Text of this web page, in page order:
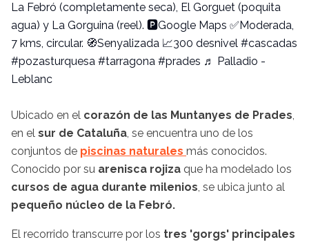
La Febró (completamente seca), El Gorguet (poquita
agua) y La Gorguina (reel). 🅿️Google Maps ✅Moderada,
7 kms, circular. 🧭Senyalizada 📈300 desnivel #cascadas
#pozasturquesa #tarragona #prades ♬ Palladio -
Leblanc
Ubicado en el corazón de las Muntanyes de Prades,
en el sur de Cataluña, se encuentra uno de los
conjuntos de piscinas naturales más conocidos.
Conocido por su arenisca rojiza que ha modelado los
cursos de agua durante milenios, se ubica junto al
pequeño núcleo de la Febró.
El recorrido transcurre por los tres 'gorgs' principales